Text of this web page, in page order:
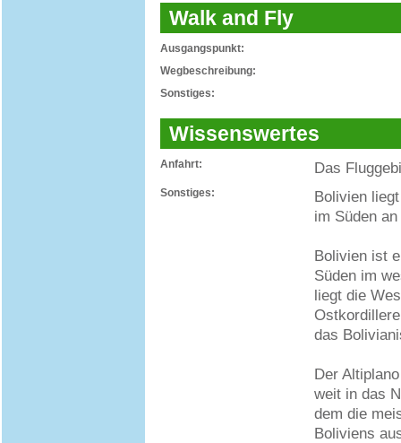
Walk and Fly
Ausgangspunkt:
Wegbeschreibung:
Sonstiges:
Wissenswertes
Anfahrt: Das
Sonstiges:
Bolivien
im Süden
Bolivien ist
Süden im
liegt die
das
Der
weit in das
dem die
Boliviens